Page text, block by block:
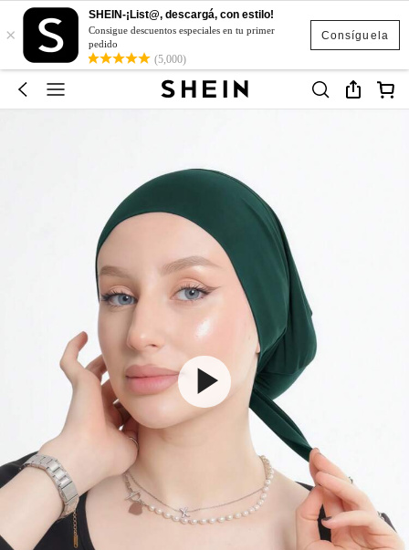
Consíguela
×
SHEIN-¡List@, descargá, con estilo!
Consigue descuentos especiales en tu primer
pedido
(5,000)